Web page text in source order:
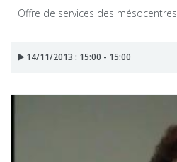
Offre de services des mésocentres
14/11/2013 : 15:00 - 15:00